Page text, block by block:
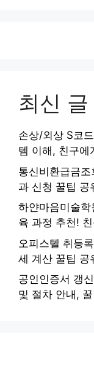
최신 글
손상/외상 S코
템 이해, 친구에
통신비환급금
과 신청 꿀팁 공
하얀마음미술
육 과정 추천!
오피스텔 취등
세 계산 꿀팁 공
공인인증서 갱
및 절차 안내,